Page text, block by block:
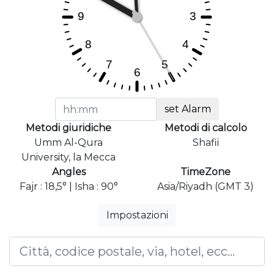
set Alarm
Metodi giuridiche
Umm Al-Qura
University, la Mecca
Metodi di calcolo
Shafii
Angles
Fajr : 18,5° | Isha : 90°
TimeZone
Asia/Riyadh (GMT 3)
Impostazioni